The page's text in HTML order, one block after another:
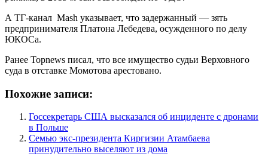
А ТГ-канал Mash указывает, что задержанный — зять
предпринимателя Платона Лебедева, осужденного по делу
ЮКОСа.
Ранее Topnews писал, что все имущество судьи Верховного
суда в отставке Момотова арестовано.
Похожие записи:
Госсекретарь США высказался об инциденте с дронами
в Польше
Семью экс-президента Киргизии Атамбаева
принудительно выселяют из дома